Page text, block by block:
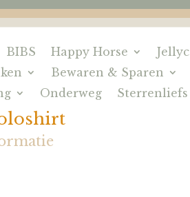
BIBS Happy Horse
Bewaren & Sparen
Onderweg Sterrenliefs